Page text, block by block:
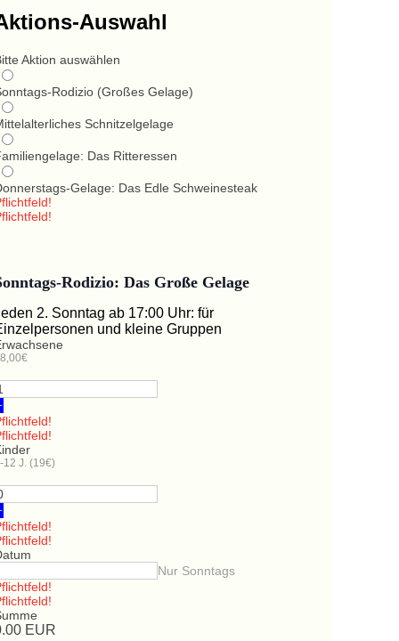
Auswahl
Aktion auswählen
Rodizio (Großes Gelage)
Schnitzelgelage
Das Ritteressen
Gelage: Das Edle Schweinesteak
Rodizio: Das Große Gelage
2. Sonntag ab 17:00 Uhr: für
und kleine Gruppen
12 J. (19€)
Nur Sonntags
EUR